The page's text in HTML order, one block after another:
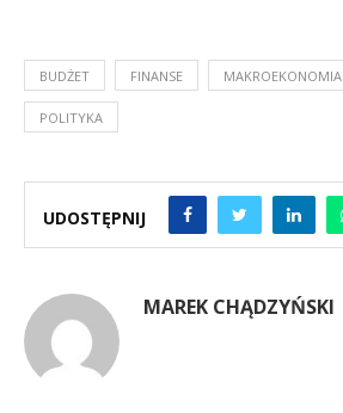
BUDŻET FINANSE MAKROEKONOMIA
POLITYKA
UDOSTĘPNIJ
MAREK CHĄDZYŃSKI